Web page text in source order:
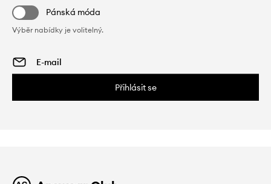
Pánská móda
Výběr nabídky je volitelný.
Přihlásit se